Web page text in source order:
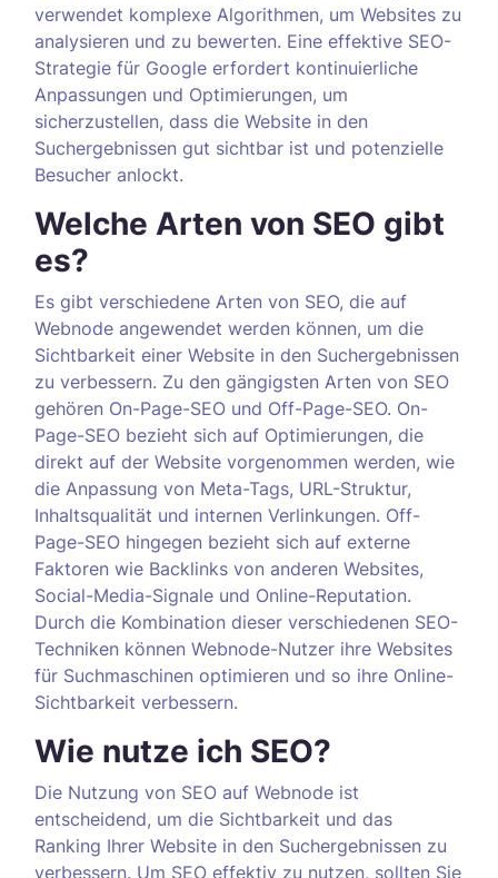
verwendet komplexe Algorithmen, um Websites zu
analysieren und zu bewerten. Eine effektive SEO-
Strategie für Google erfordert kontinuierliche
Anpassungen und Optimierungen, um
sicherzustellen, dass die Website in den
Suchergebnissen gut sichtbar ist und potenzielle
Besucher anlockt.
Welche Arten von SEO gibt
es?
Es gibt verschiedene Arten von SEO, die auf
Webnode angewendet werden können, um die
Sichtbarkeit einer Website in den Suchergebnissen
zu verbessern. Zu den gängigsten Arten von SEO
gehören On-Page-SEO und Off-Page-SEO. On-
Page-SEO bezieht sich auf Optimierungen, die
direkt auf der Website vorgenommen werden, wie
die Anpassung von Meta-Tags, URL-Struktur,
Inhaltsqualität und internen Verlinkungen. Off-
Page-SEO hingegen bezieht sich auf externe
Faktoren wie Backlinks von anderen Websites,
Social-Media-Signale und Online-Reputation.
Durch die Kombination dieser verschiedenen SEO-
Techniken können Webnode-Nutzer ihre Websites
für Suchmaschinen optimieren und so ihre Online-
Sichtbarkeit verbessern.
Wie nutze ich SEO?
Die Nutzung von SEO auf Webnode ist
entscheidend, um die Sichtbarkeit und das
Ranking Ihrer Website in den Suchergebnissen zu
verbessern. Um SEO effektiv zu nutzen, sollten Sie